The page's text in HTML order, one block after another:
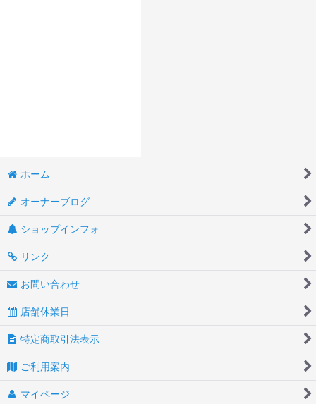
ホーム
オーナーブログ
ショップインフォ
リンク
お問い合わせ
店舗休業日
特定商取引法表示
ご利用案内
マイページ